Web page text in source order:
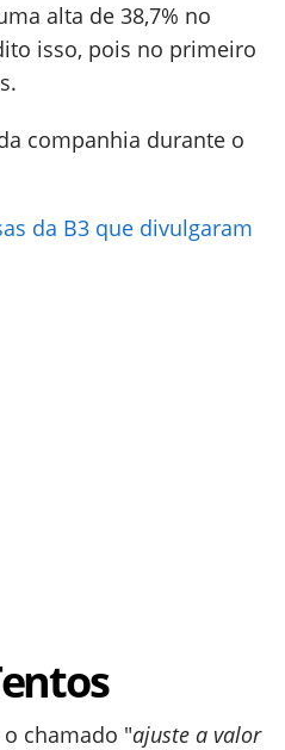
alta de 38,7% no
isso, pois no primeiro
companhia durante o
da B3 que divulgaram
chamado "ajuste a valor